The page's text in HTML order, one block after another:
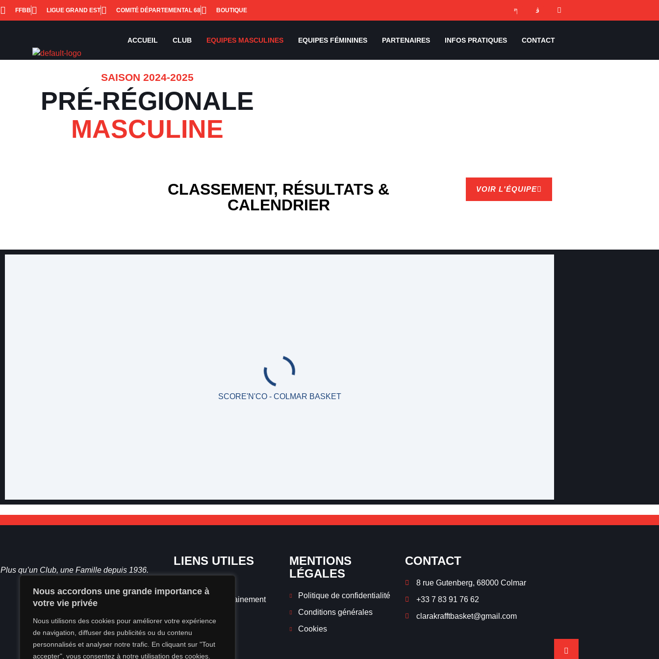
Nous accordons une grande importance à
votre vie privée
Nous utilisons des cookies pour améliorer votre expérience
de navigation, diffuser des publicités ou du contenu
personnalisés et analyser notre trafic. En cliquant sur "Tout
accepter", vous consentez à notre utilisation des cookies.
FFBB LIGUE GRAND EST COMITÉ DÉPARTEMENTAL 68 BOUTIQUE
ACCUEIL CLUB EQUIPES MASCULINES EQUIPES FÉMININES PARTENAIRES INFOS PRATIQUES CONTACT
SAISON 2024-2025
PRÉ-RÉGIONALE
MASCULINE
CLASSEMENT, RÉSULTATS &
CALENDRIER
VOIR L'ÉQUIPE
SCORE'N'CO - COLMAR BASKET
Plus qu’un Club, une Famille depuis 1936.
LIENS UTILES
Horaires d'entrainement
Contact
MENTIONS
LÉGALES
Politique de confidentialité
Conditions générales
Cookies
CONTACT
8 rue Gutenberg, 68000 Colmar
+33 7 83 91 76 62
clarakrafftbasket@gmail.com